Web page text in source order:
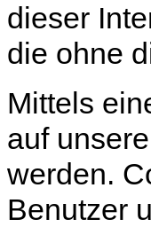
dieser
die ohne
Mittels
auf
werden.
Benutzer